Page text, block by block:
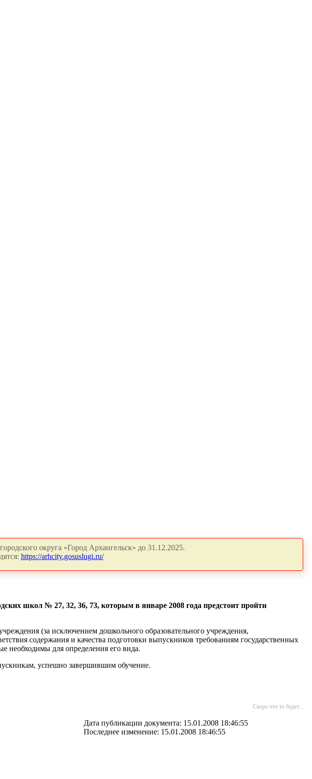
округа «Город Архангельск» до 31.12.2025.
https://arhcity.gosuslugi.ru/
школ № 27, 32, 36, 73, которым в январе 2008 года предстоит пройти
(за исключением дошкольного образовательного учреждения,
содержания и качества подготовки выпускников требованиям государственных
необходимы для определения его вида.
успешно завершившим обучение.
Скоро что то будет...
Дата публикации документа: 15.01.2008 18:46:55
Последнее изменение: 15.01.2008 18:46:55